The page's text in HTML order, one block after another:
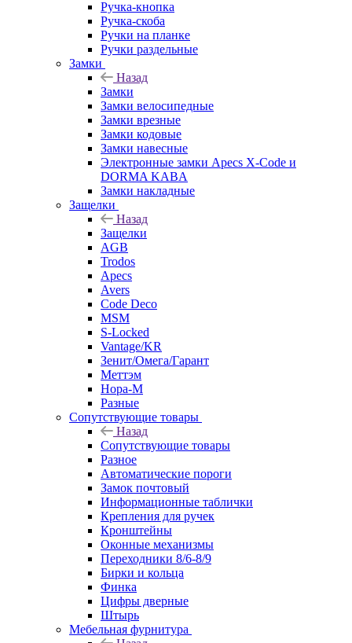
Ручка-кнопка
Ручка-скоба
Ручки на планке
Ручки раздельные
Замки
Назад
Замки
Замки велосипедные
Замки врезные
Замки кодовые
Замки навесные
Электронные замки Apecs X-Code и
DORMA KABA
Замки накладные
Защелки
Назад
Защелки
AGB
Trodos
Apecs
Avers
Code Deco
MSM
S-Locked
Vantage/KR
Зенит/Омега/Гарант
Меттэм
Нора-М
Разные
Сопутствующие товары
Назад
Сопутствующие товары
Разное
Автоматические пороги
Замок почтовый
Информационные таблички
Крепления для ручек
Кронштейны
Оконные механизмы
Переходники 8/6-8/9
Бирки и кольца
Финка
Цифры дверные
Штырь
Мебельная фурнитура